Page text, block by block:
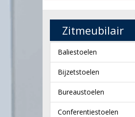
Zitmeubilair
Baliestoelen
Bijzetstoelen
Bureaustoelen
Conferentiestoelen